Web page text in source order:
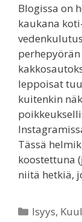
Blogissa on
kaukana
leppoisat
kuitenkin
Tässä
koostettuna
niitä hetkiä,
Categories
Isyys,